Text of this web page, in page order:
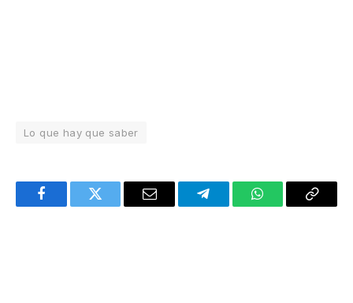
Lo que hay que saber
FacebookTwitter Email TelegramWhatsAppCopy